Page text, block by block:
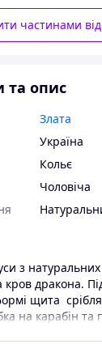
частинами
та опис
Злата
Україна
Кольє
Чоловіча
з
дракона.
щита
на карабін